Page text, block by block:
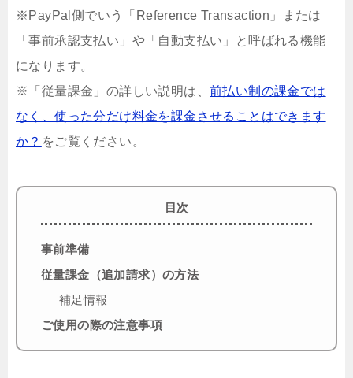
※PayPal側でいう「Reference Transaction」または
「事前承認支払い」や「自動支払い」と呼ばれる機能
になります。
※「従量課金」の詳しい説明は、 前払い制の課金では
なく、使った分だけ料金を課金させることはできます
か？ をご覧ください。
目次
事前準備
従量課金（追加請求）の方法
補足情報
ご使用の際の注意事項